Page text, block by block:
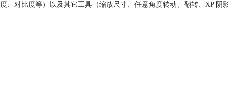
对比度等）以及其它工具（缩放尺寸、任意角度转动、翻转、XP 阴